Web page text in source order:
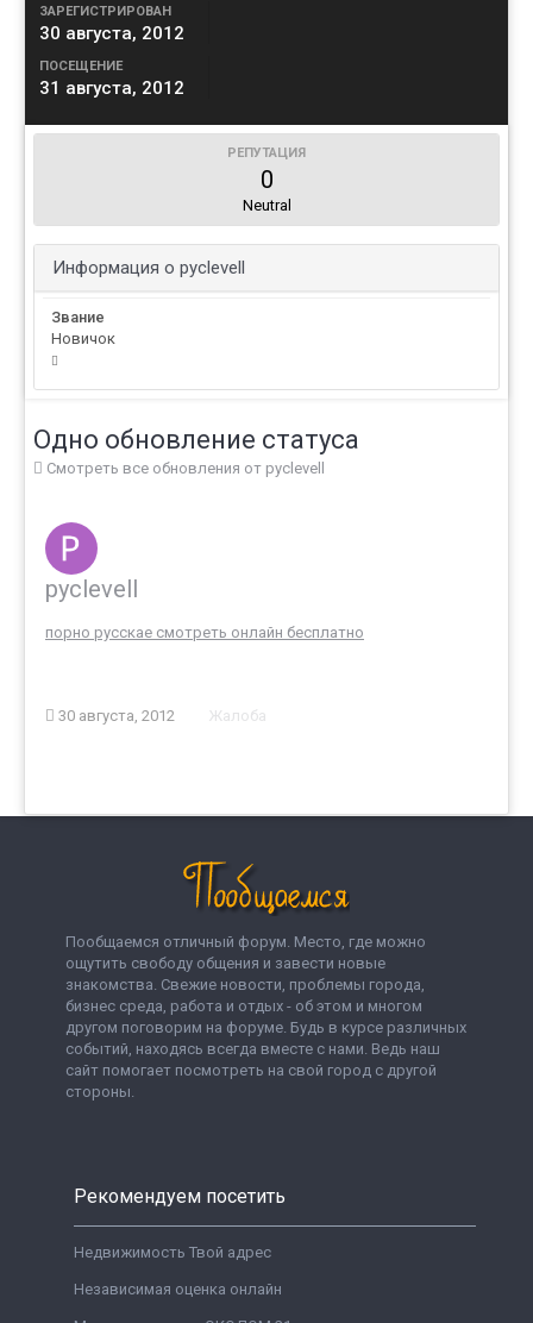
ЗАРЕГИСТРИРОВАН
30 августа, 2012
ПОСЕЩЕНИЕ
31 августа, 2012
РЕПУТАЦИЯ
0
Neutral
Информация о pyclevell
Звание
Новичок
Одно обновление статуса
Смотреть все обновления от pyclevell
pyclevell
порно русскае смотреть онлайн бесплатно
30 августа, 2012 Жалоба
Пообщаемся отличный форум. Место, где можно
ощутить свободу общения и завести новые
знакомства. Свежие новости, проблемы города,
бизнес среда, работа и отдых - об этом и многом
другом поговорим на форуме. Будь в курсе различных
событий, находясь всегда вместе с нами. Ведь наш
сайт помогает посмотреть на свой город с другой
стороны.
Рекомендуем посетить
Недвижимость Твой адрес
Независимая оценка онлайн